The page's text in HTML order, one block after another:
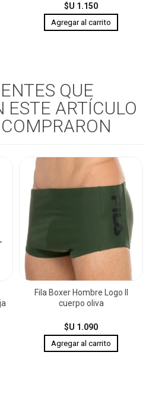
$U 1.150
QUE
ESTE ARTÍCULO
Fila Boxer Hombre Logo II
cuerpo oliva
$U 1.090